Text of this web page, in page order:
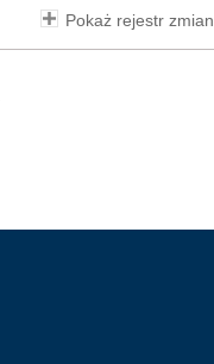
Pokaż rejestr zmian